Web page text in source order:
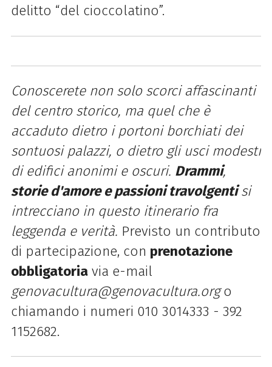
delitto “del cioccolatino”.
Conoscerete non solo scorci affascinanti
del centro storico, ma quel che è
accaduto dietro i portoni borchiati dei
sontuosi palazzi, o dietro gli usci modesti
di edifici anonimi e oscuri. Drammi,
storie d'amore e passioni travolgentisi
intrecciano in questo itinerario fra
leggenda e verità. Previsto un contributo
di partecipazione, con prenotazione
obbligatoriavia e-mail
genovacultura@genovacultura.orgo
chiamando i numeri 010 3014333 - 392
1152682.